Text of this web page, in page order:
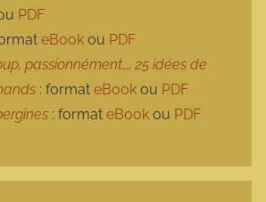
PDF
eBook ou PDF
passionnément…, 25 idées de
: format eBook ou PDF
: format eBook ou PDF